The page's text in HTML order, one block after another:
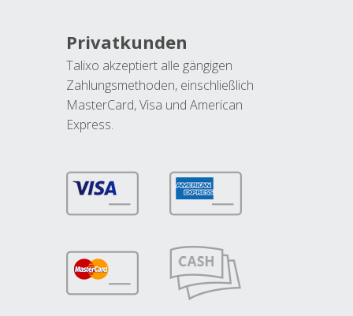
Privatkunden
Talixo akzeptiert alle gängigen
Zahlungsmethoden, einschließlich
MasterCard, Visa und American
Express.